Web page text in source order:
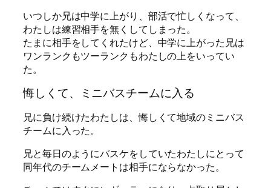
いつしか兄は中学に上がり、部活で忙しくなって、
わたしは練習相手を無くしてしまった。
たまに相手をしてくれたけど、中学に上がった兄は
ワンランクもツーランクもわたしの上をいってい
た。
悔しくて、ミニバスチームに入る
兄に負け続けたわたしは、悔しくて地域のミニバス
チームに入った。
兄と毎日のようにバスケをしていたわたしにとって
同年代のチームメートは相手にならなかった。